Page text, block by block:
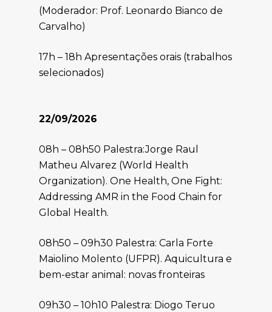
(Moderador: Prof. Leonardo Bianco de
Carvalho)
17h – 18h Apresentações orais (trabalhos
selecionados)
22/09/2026
08h – 08h50 Palestra:Jorge Raul
Matheu Alvarez (World Health
Organization). One Health, One Fight:
Addressing AMR in the Food Chain for
Global Health.
08h50 – 09h30 Palestra: Carla Forte
Maiolino Molento (UFPR). Aquicultura e
bem-estar animal: novas fronteiras
09h30 – 10h10 Palestra: Diogo Teruo